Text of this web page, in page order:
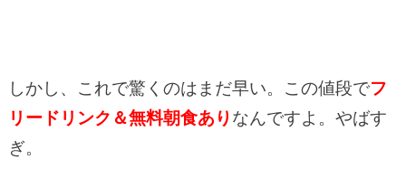
しかし、これで驚くのはまだ早い。この値段でフ
リードリンク＆無料朝食あり なんですよ。やばす
ぎ。